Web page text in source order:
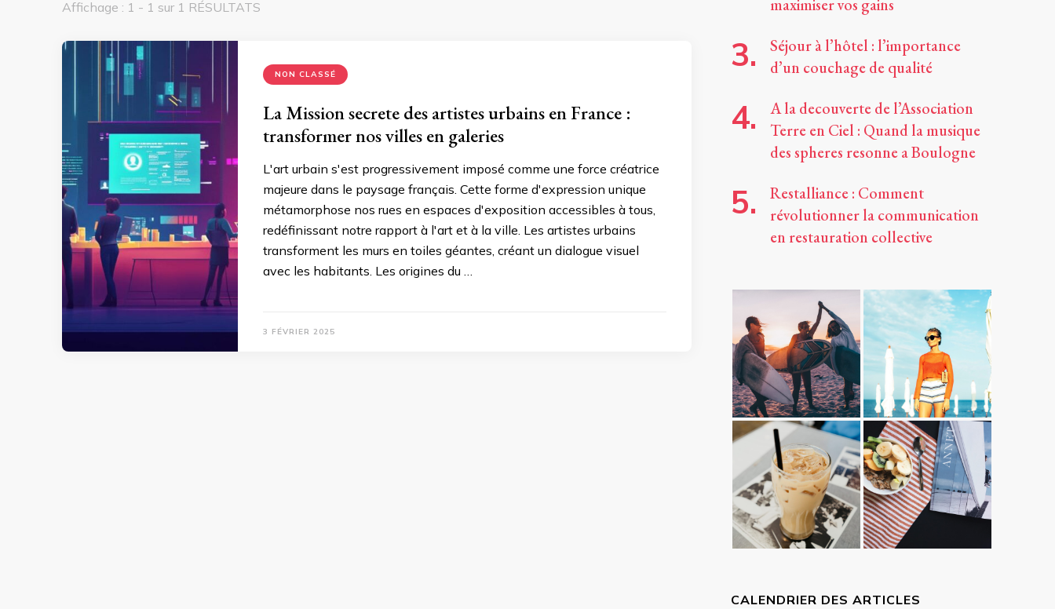
Affichage : 1 - 1 sur 1 RÉSULTATS
NON CLASSÉ
La Mission secrete des artistes urbains en France :
transformer nos villes en galeries
L'art urbain s'est progressivement imposé comme une force créatrice
majeure dans le paysage français. Cette forme d'expression unique
métamorphose nos rues en espaces d'exposition accessibles à tous,
redéfinissant notre rapport à l'art et à la ville. Les artistes urbains
transforment les murs en toiles géantes, créant un dialogue visuel
avec les habitants. Les origines du …
3 FÉVRIER 2025
maximiser vos gains
Séjour à l’hôtel : l’importance
d’un couchage de qualité
A la decouverte de l’Association
Terre en Ciel : Quand la musique
des spheres resonne a Boulogne
Restalliance : Comment
révolutionner la communication
en restauration collective
CALENDRIER DES ARTICLES